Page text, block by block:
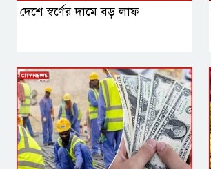
দেশে স্বর্ণের দামে বড় লাফ